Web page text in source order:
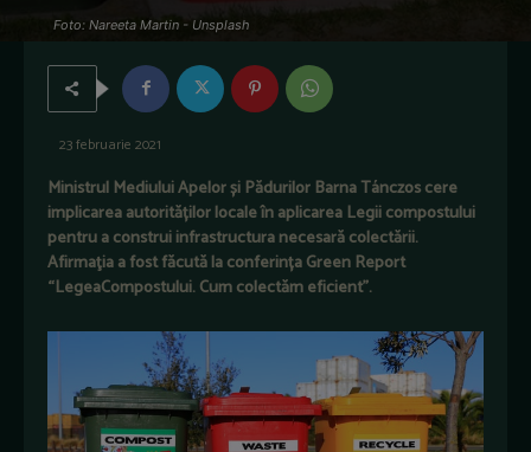
Foto: Nareeta Martin - Unsplash
23 februarie 2021
Ministrul Mediului Apelor și Pădurilor Barna Tánczos cere
implicarea autorităților locale în aplicarea Legii compostului
pentru a construi infrastructura necesară colectării.
Afirmaţia a fost făcută la conferința Green Report
“LegeaCompostului. Cum colectăm eficient”.